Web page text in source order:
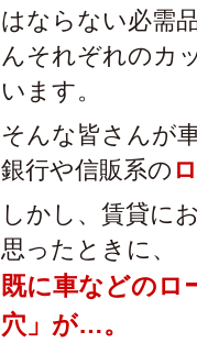
はならない必需
んそれぞれのカ
います。
そんな皆さんが
銀行や信販系の
しかし、賃貸に
思ったときに、
既に車などのロ
穴」が…。